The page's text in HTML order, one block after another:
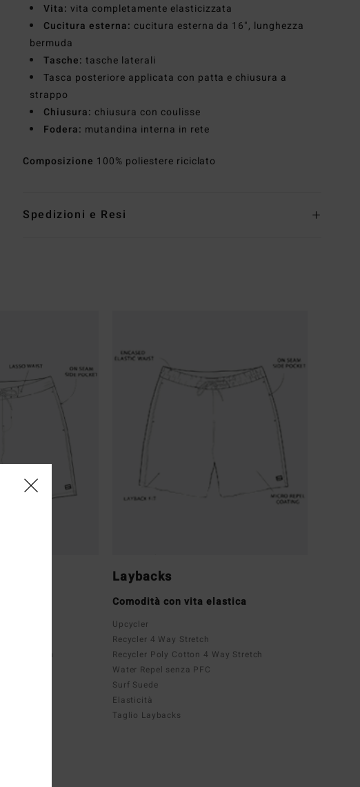
Vita: vita completamente elasticizzata
Cucitura esterna: cucitura esterna da 16", lunghezza
bermuda
Tasche: tasche laterali
Tasca posteriore applicata con patta e chiusura a
strappo
Chiusura: chiusura con coulisse
Fodera: mutandina interna in rete
Composizione 100% poliestere riciclato
Spedizioni e Resi
Way Stretch
Laybacks
Comodità con vita elastica
Upcycler
Recycler 4 Way Stretch
Recycler Poly Cotton 4 Way Stretch
Water Repel senza PFC
Surf Suede
Elasticità
Taglio Laybacks